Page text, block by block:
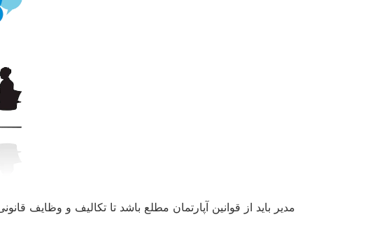
مدیر باید از قوانین آپارتمان مطلع باشد تا تکالیف و وظایف